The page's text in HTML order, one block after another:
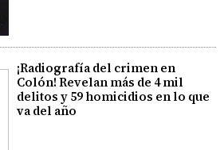
¡Radiografía del crimen en
Colón! Revelan más de 4 mil
delitos y 59 homicidios en lo que
va del año